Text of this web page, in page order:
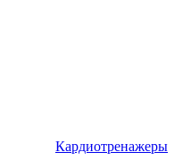
Кардиотренажеры